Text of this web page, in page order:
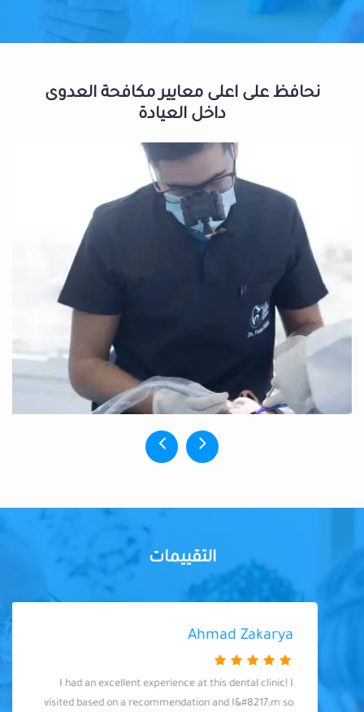
نحافظ على اعلى معايير مكافحة العدوى
داخل العيادة
التقييمات
Ahmad Zakarya
I had an excellent experience at this dental clinic! I
visited based on a recommendation and I&#8217;m so